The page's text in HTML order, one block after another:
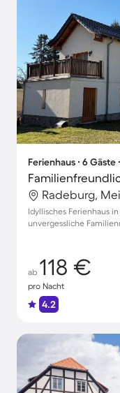
Ferienhaus ∙ 6
Radeburg,
Idyllisches Ferienhaus
unvergessliche
ab 118 €
pro Nacht
4.2